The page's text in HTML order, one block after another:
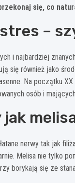
się, co
stres –
i najbardziej
się również jako
Na początku
osób i
nerwy tak jak
Melisa nie tylko
borykają się ze